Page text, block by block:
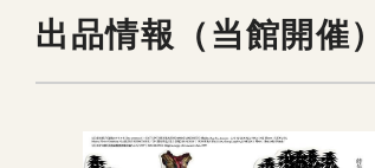
出品情報（当館開催）